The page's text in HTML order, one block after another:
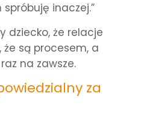
inaczej.”
dziecko, że relacje
są procesem, a
na zawsze.
za